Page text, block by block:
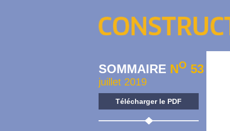
SOMMAIRE NO 53
juillet 2019
Télécharger le PDF